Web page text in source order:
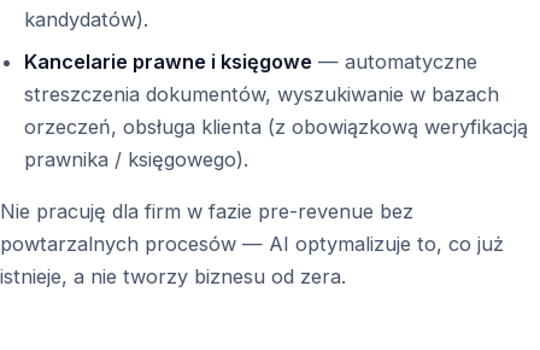
kandydatów).
Kancelarie prawne i księgowe — automatyczne
streszczenia dokumentów, wyszukiwanie w bazach
orzeczeń, obsługa klienta (z obowiązkową weryfikacją
prawnika / księgowego).
Nie pracuję dla firm w fazie pre-revenue bez
powtarzalnych procesów — AI optymalizuje to, co już
istnieje, a nie tworzy biznesu od zera.